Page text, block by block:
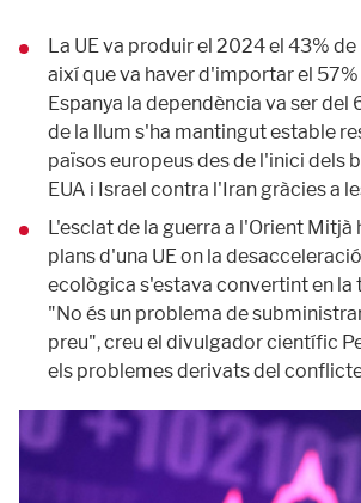
La UE va produir el 2024 el 43% de
així que va haver d'importar el
Espanya la dependència va ser del
de la llum s'ha mantingut estable
països europeus des de l'inici dels
EUA i Israel contra l'Iran gràcies a
L'esclat de la guerra a l'Orient Mitjà
plans d'una UE on la
ecològica s'estava convertint en la
"No és un problema de
preu", creu el divulgador científic
els problemes derivats del